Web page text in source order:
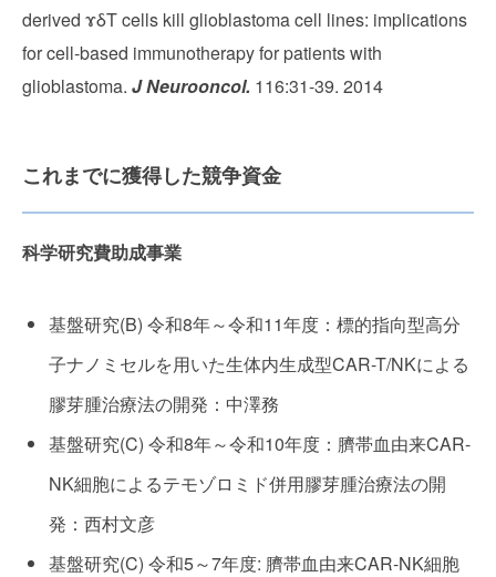
derived ɤδT cells kill glioblastoma cell lines: implications
for cell-based immunotherapy for patients with
glioblastoma. J Neurooncol. 116:31-39. 2014
これまでに獲得した競争資金
科学研究費助成事業
基盤研究(B) 令和8年～令和11年度： 標的指向型高分
子ナノミセルを用いた生体内生成型CAR-T/NKによる
膠芽腫治療法の開発：中澤務
基盤研究(C) 令和8年～令和10年度：臍帯血由来CAR-
NK細胞によるテモゾロミド併用膠芽腫治療法の開
発：西村文彦
基盤研究(C) 令和5～7年度: 臍帯血由来CAR-NK細胞